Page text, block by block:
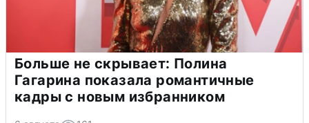
Больше не скрывает: Полина
Гагарина показала романтичные
кадры с новым избранником